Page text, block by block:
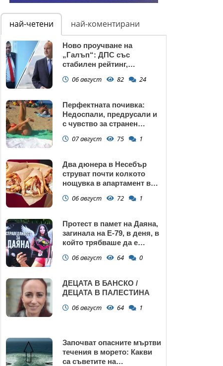
най-четени най-коментирани
Ново проучване на
„Галъп“: ДПС със
стабилен рейтинг,
запазва
06 август 82 24
Перфектната почивка:
Недоспали, предрусали и
с чувство за странен
07 август 75 1
Два дюнера в Несебър
струват почти колкото
нощувка в апартамент в
06 август 72 1
Протест в памет на Даяна,
загинала на Е-79, в деня, в
който трябваше да е
06 август 64 0
ДЕЦАТА В БАНСКО /
ДЕЦАТА В ПАЛЕСТИНА
06 август 64 1
Започват опасните мъртви
течения в морето: Какви
са съветите на